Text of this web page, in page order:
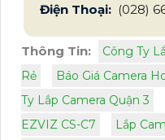
Điện Thoại: (028)
Thông Tin:
Công Ty
Rẻ
Báo Giá Camera
Ty Lắp Camera Quận 3
EZVIZ CS-C7
Lắp